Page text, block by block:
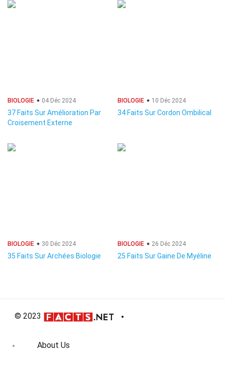
BIOLOGIE 04 Déc 2024
37 Faits Sur Amélioration Par
Croisement Externe
BIOLOGIE 10 Déc 2024
34 Faits Sur Cordon Ombilical
BIOLOGIE 30 Déc 2024
35 Faits Sur Archées Biologie
BIOLOGIE 26 Déc 2024
25 Faits Sur Gaine De Myéline
© 2023
About Us